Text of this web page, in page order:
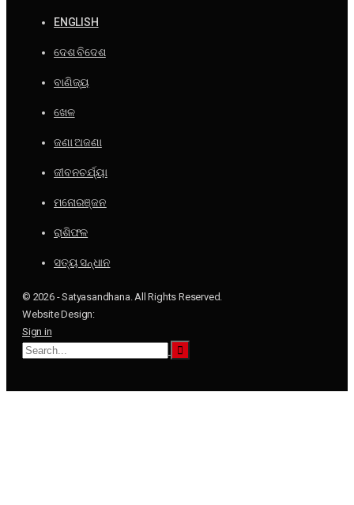
ENGLISH
ଦେଶ ବିଦେଶ
ବାଣିଜ୍ୟ
ଖେଳ
ଜଣା ଅଜଣା
ଜୀବନଚର୍ଯ୍ୟା
ମନୋରଞ୍ଜନ
ରାଶିଫଳ
ସତ୍ୟ ସନ୍ଧାନ
© 2026 - Satyasandhana. All Rights Reserved.
Website Design:
Sign in